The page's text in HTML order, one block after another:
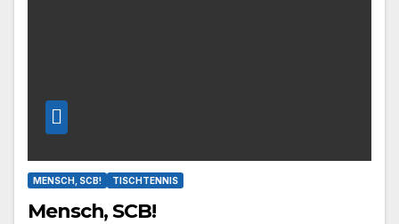
MENSCH, SCB! TISCHTENNIS
Mensch, SCB!